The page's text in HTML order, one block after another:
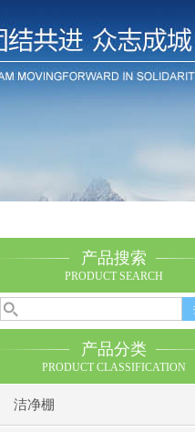
产品搜索
PRODUCT SEARCH
产品分类
PRODUCT CLASSIFICATION
洁净棚